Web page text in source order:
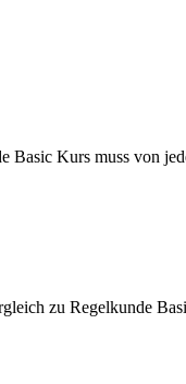
Kurs muss von
zu Regelkunde